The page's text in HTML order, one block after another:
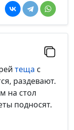
теща с
раздевают.
на стол
подносят.